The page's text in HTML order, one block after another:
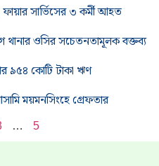
সার্ভিসের ৩ কর্মী আহত
ওসির সচেতনতামূলক বক্তব্য
৯৫৪ কোটি টাকা ঋণ
ময়মনসিংহে গ্রেফতার
… 5